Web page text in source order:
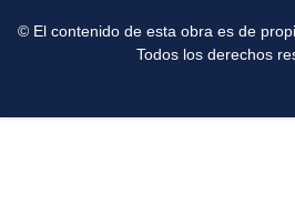
© El contenido de esta obra es de
Todos los derechos